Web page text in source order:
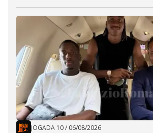
JOGADA 10/ 06/08/2026